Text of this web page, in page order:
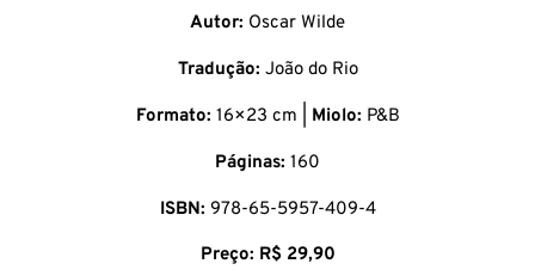
Autor: Oscar Wilde
Tradução: João do Rio
Formato: 16×23 cm | Miolo: P&B
Páginas: 160
ISBN: 978-65-5957-409-4
Preço: R$ 29,90